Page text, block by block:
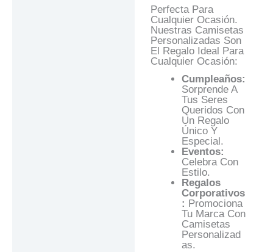
Perfecta Para
Cualquier Ocasión.
Nuestras Camisetas
Personalizadas Son
El Regalo Ideal Para
Cualquier Ocasión:
Cumpleaños:
Sorprende A
Tus Seres
Queridos Con
Un Regalo
Único Y
Especial.
Eventos:
Celebra Con
Estilo.
Regalos
Corporativos
: Promociona
Tu Marca Con
Camisetas
Personalizad
As.